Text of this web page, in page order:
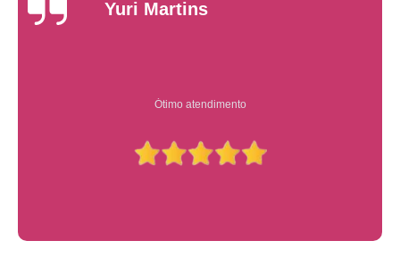
Yuri Martins
Ótimo atendimento